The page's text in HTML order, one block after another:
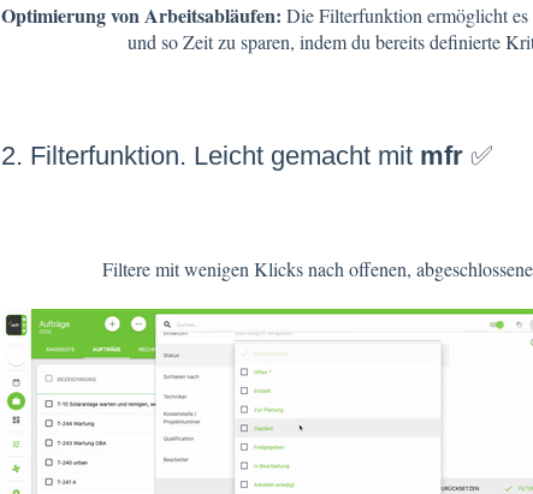
Optimierung von Arbeitsabläufen: Die Filterfunktion ermöglicht
und so Zeit zu sparen, indem du bereits definierte
2. Filterfunktion. Leicht gemacht mit mfr✅
Filtere mit wenigen Klicks nach offenen,